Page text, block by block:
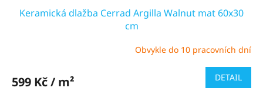
Keramická dlažba Cerrad Argilla Walnut mat 60x30
cm
je
Obvykle do 10 pracovních dní
599 Kč / m² DETAIL